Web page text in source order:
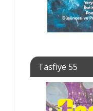
Tasfiye 55